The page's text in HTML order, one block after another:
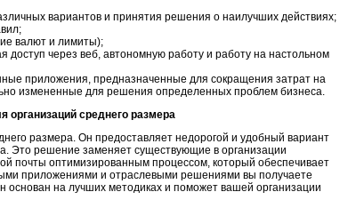
вариантов и принятия решения о наилучших действиях;
валют и лимиты);
доступ через веб, автономную работу и работу на настольном
приложения, предназначенные для сокращения затрат на
измененные для решения определенных проблем бизнеса.
организаций среднего размера
размера. Он предоставляет недорогой и удобный вариант
Это решение заменяет существующие в организации
почты оптимизированным процессом, который обеспечивает
приложениями и отраслевыми решениями вы получаете
на лучших методиках и поможет вашей организации